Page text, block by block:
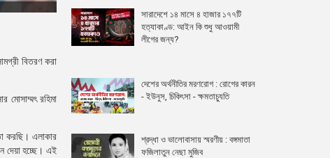
বিতরণ করা
মোসাম্মৎ রহিমা
করছি। এলাকার
দেয়া হচ্ছে। এই
সারাদেশে ১৪ মাসে ৪ হাজার ১৭৭টি
হত্যাকাণ্ড: আইন কি শুধু আওয়ামী
লীগের জন্য?
দেশের অর্থনীতির মরণরোগ : রোগের কারন
- ইউনুস, চিকিৎসা - ক্ষমতাচ্যুতি
শ্রদ্ধা ও ভালোবাসায় স্মরণীয় : বঙ্গমাতা
ফজিলাতুন নেছা মুজিব